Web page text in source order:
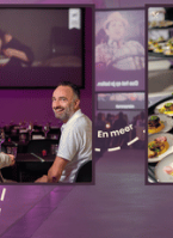
film circa 22.00